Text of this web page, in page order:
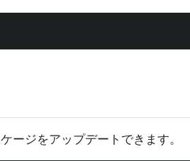
ージをアップデートできます。